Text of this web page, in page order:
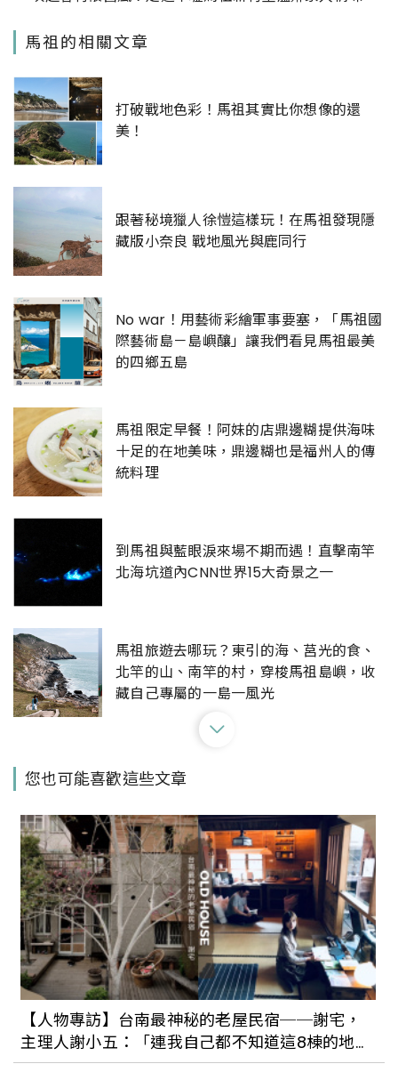
馬祖的相關文章
打破戰地色彩！馬祖其實比你想像的還
美！
跟著秘境獵人徐愷這樣玩！在馬祖發現隱
藏版小奈良 戰地風光與鹿同行
No war！用藝術彩繪軍事要塞，「馬祖國
際藝術島－島嶼釀」讓我們看見馬祖最美
的四鄉五島
馬祖限定早餐！阿妹的店鼎邊糊提供海味
十足的在地美味，鼎邊糊也是福州人的傳
統料理
到馬祖與藍眼淚來場不期而遇！直擊南竿
北海坑道內CNN世界15大奇景之一
馬祖旅遊去哪玩？東引的海、莒光的食、
北竿的山、南竿的村，穿梭馬祖島嶼，收
藏自己專屬的一島一風光
【Walker說走就走】Podcast EP144：
馬祖異國風情新玩法！像極了出國
讓人念念不忘的馬祖美食！跟著馬祖人吃
逛南竿、北竿巷弄裡的老酒麵線
去馬祖追藍眼淚就住這！馬祖特色住宿總
整理：傳統閩東建築、海景第一排美景，
放慢步調品味小島時光
您也可能喜歡這些文章
【人物專訪】台南最神秘的老屋民宿──謝宅，
主理人謝小五：「連我自己都不知道這8棟的地
址。」